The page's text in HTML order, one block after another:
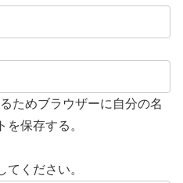
ためブラウザーに自分の名
保存する。
てください。